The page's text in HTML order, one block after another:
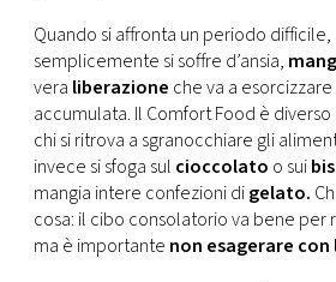
Quando si affronta un periodo difficile,
semplicemente si soffre d’ansia,
vera liberazione che va a
accumulata. Il Comfort Food è diverso
chi si ritrova a sgranocchiare gli
invece si sfoga sul cioccolato o sui
mangia intere confezioni digelato.
cosa: il cibo consolatorio va bene per
ma è importante non esagerare